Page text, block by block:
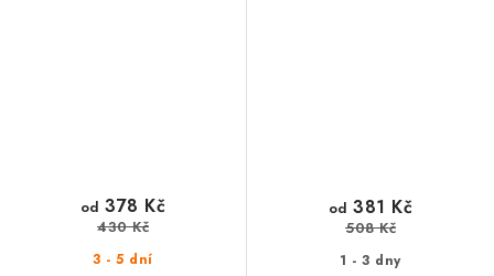
3 - 5 dní
od 378 Kč
430 Kč
1 - 3 dny
od 381 Kč
508 Kč